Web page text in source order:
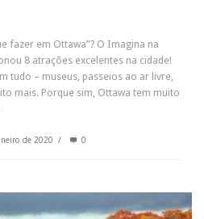
fazer em Ottawa”? O Imagina na
8 atrações excelentes na cidade!
tudo – museus, passeios ao ar livre,
mais. Porque sim, Ottawa tem muito
de 2020 / 0